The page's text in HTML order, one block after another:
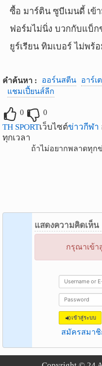
ซื้อ มาร์ติน ซูบีเมนดี้ เข้
ฟอร์มไม่นิ่ง บวกกับแบ็
ยูร์เรียน ทิมเบอร์ ไม่พร้
คำค้นหา : ออร์นสตีน อาร์เ
แชมเปี้ยนส์ลีก
0 0
TH SPORTเว็บไซต์ข่าวกีฬา
ทุกเวลา
ถ้าไม่อยากพลาดทุก
แสดงความคิดเห็น
กรุณาเข้า
เข้าสู่ระบบ
สมัครสมาชิ